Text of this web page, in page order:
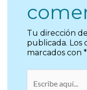
Tu dirección
publicada. Los
marcados con *